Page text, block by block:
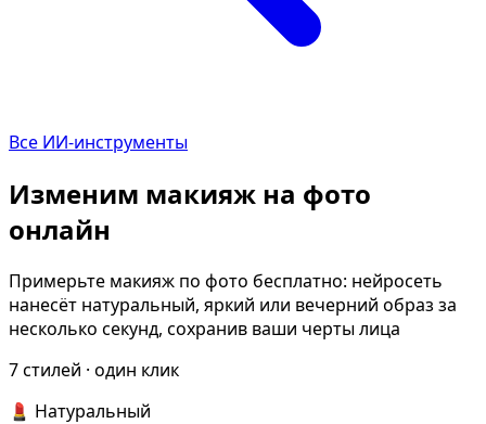
Возраст по фото
Фото в мультяшку
Фото как полароид
Удалить водяной знак
Календарь из фото
Определить растение
Форма лица
Все ИИ-инструменты
Изменим макияж на фото
онлайн
Примерьте макияж по фото бесплатно: нейросеть
нанесёт натуральный, яркий или вечерний образ за
несколько секунд, сохранив ваши черты лица
7 стилей · один клик
💄 Натуральный